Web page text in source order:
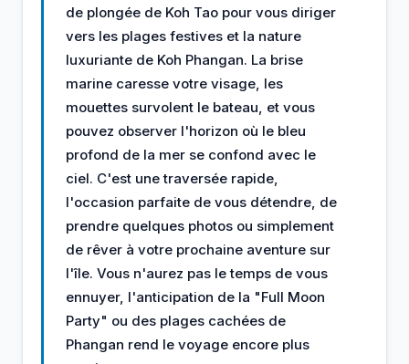
de plongée de Koh Tao pour vous diriger
vers les plages festives et la nature
luxuriante de Koh Phangan. La brise
marine caresse votre visage, les
mouettes survolent le bateau, et vous
pouvez observer l'horizon où le bleu
profond de la mer se confond avec le
ciel. C'est une traversée rapide,
l'occasion parfaite de vous détendre, de
prendre quelques photos ou simplement
de rêver à votre prochaine aventure sur
l'île. Vous n'aurez pas le temps de vous
ennuyer, l'anticipation de la "Full Moon
Party" ou des plages cachées de
Phangan rend le voyage encore plus